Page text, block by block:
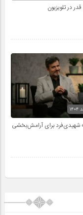
در تلویزیون
شهیدی‌فرد برای آرامش‌بخشی